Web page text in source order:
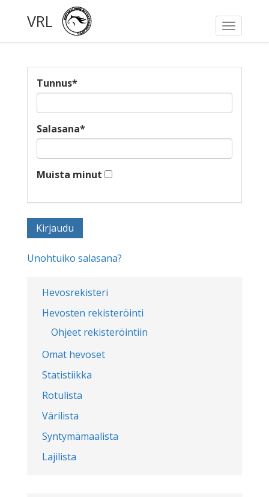
Toggle
VRL
Hevosrekisteri
Hevosten rekisteröinti
Ohjeet rekisteröintiin
Omat hevoset
Statistiikka
Rotulista
Värilista
Syntymämaalista
Lajilista
Tunnus*
Salasana*
Muista minut
Unohtuiko salasana?